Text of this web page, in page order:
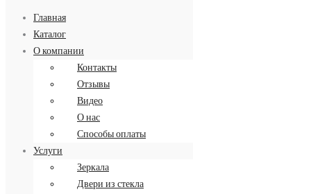
Заказать обратный звонок
8 (499) 34-34-713
Главная
Каталог
О компании
Контакты
Отзывы
Видео
О нас
Способы оплаты
Услуги
Зеркала
Двери из стекла